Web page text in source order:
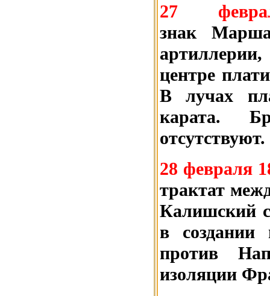
27
знак
центре
В лучах
карата.
отсутствуют.
28 февраля
трактат
Калишский
в создании
против
изоляции